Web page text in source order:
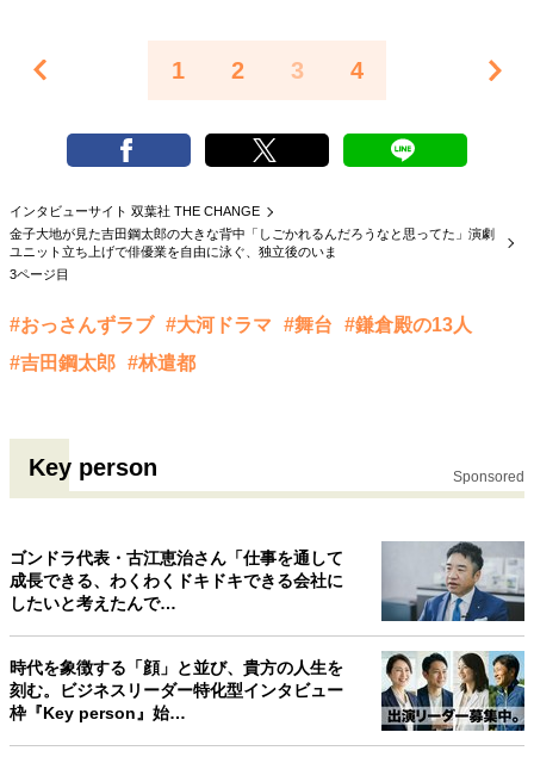
1 2 3 4
インタビューサイト 双葉社 THE CHANGE
金子大地が見た吉田鋼太郎の大きな背中「しごかれるんだろうなと思ってた」演劇
ユニット立ち上げで俳優業を自由に泳ぐ、独立後のいま
3ページ目
#おっさんずラブ #大河ドラマ #舞台
#鎌倉殿の13人
#吉田鋼太郎 #林遣都
Key person Sponsored
ゴンドラ代表・古江恵治さん「仕事を通して
成長できる、わくわくドキドキできる会社に
したいと考えたんで…
時代を象徴する「顔」と並び、貴方の人生を
刻む。ビジネスリーダー特化型インタビュー
枠『Key person』始…